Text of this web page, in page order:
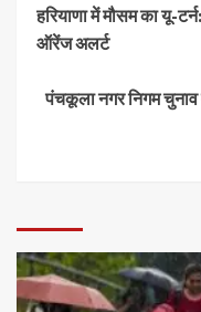
हरियाणा में मौसम का यू-
ऑरेंज अलर्ट
पंचकूला नगर निगम